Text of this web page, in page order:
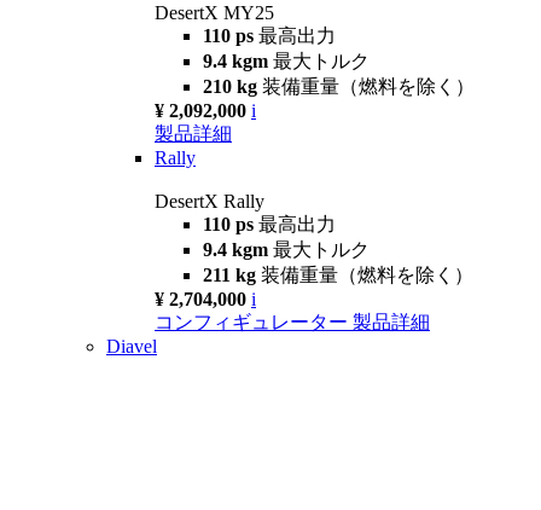
DesertX MY25
110 ps 最高出力
9.4 kgm 最大トルク
210 kg 装備重量（燃料を除く）
¥ 2,092,000 i
製品詳細
Rally
DesertX Rally
110 ps 最高出力
9.4 kgm 最大トルク
211 kg 装備重量（燃料を除く）
¥ 2,704,000 i
コンフィギュレーター 製品詳細
Diavel